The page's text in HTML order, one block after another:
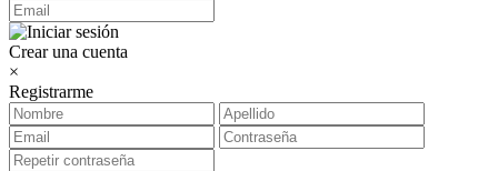
Crear una cuenta
×
Registrarme